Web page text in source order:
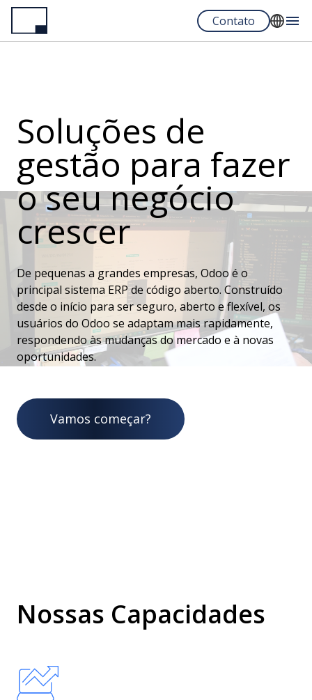
Pular
o
Contato
English
Portuguese
Soluções de
gestão para fazer
o seu negócio
crescer
De pequenas a grandes empresas, Odoo é o
principal sistema ERP de código aberto. Construído
desde o início para ser seguro, aberto e flexível, os
usuários do Odoo se adaptam mais rapidamente,
respondendo às mudanças do mercado e à novas
oportunidades.
Vamos começar?
Nossas Capacidades